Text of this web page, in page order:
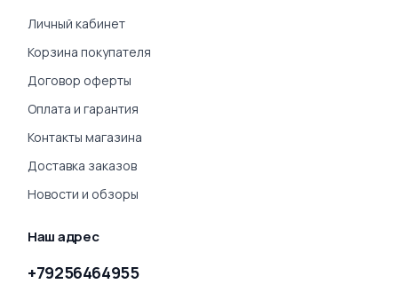
Личный кабинет
Корзина покупателя
Договор оферты
Оплата и гарантия
Контакты магазина
Доставка заказов
Новости и обзоры
Наш адрес
+79256464955